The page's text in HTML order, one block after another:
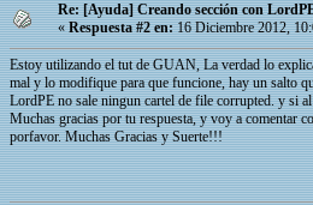
Re: [Ayuda] Creando sección con
«Respuesta #2 en:16 Diciembre 2012,
Estoy utilizando el tut de GUAN, La verdad lo
mal y lo modifique para que funcione, hay un salto
LordPE no sale ningun cartel de file corrupted. y si
Muchas gracias por tu respuesta, y voy a comentar
porfavor. Muchas Gracias y Suerte!!!